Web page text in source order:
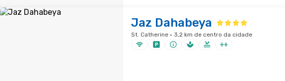
Jaz Dahabeya
St. Catherine · 3,2 km de centro da cidade